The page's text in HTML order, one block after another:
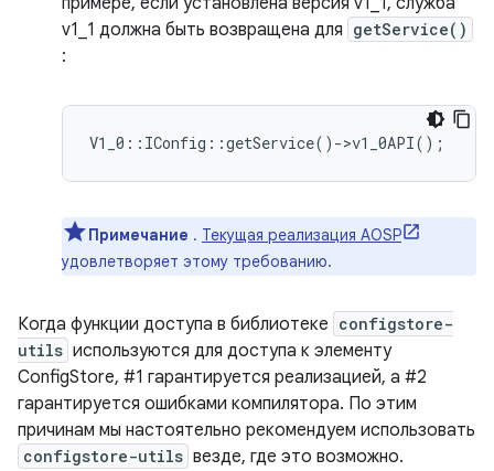
v1_1 должна быть возвращена для getService()
:
Примечание . Текущая реализация AOSP
удовлетворяет этому требованию.
Когда функции доступа в библиотеке configstore-
utils используются для доступа к элементу
ConfigStore, #1 гарантируется реализацией, а #2
гарантируется ошибками компилятора. По этим
причинам мы настоятельно рекомендуем использовать
configstore-utils везде, где это возможно.